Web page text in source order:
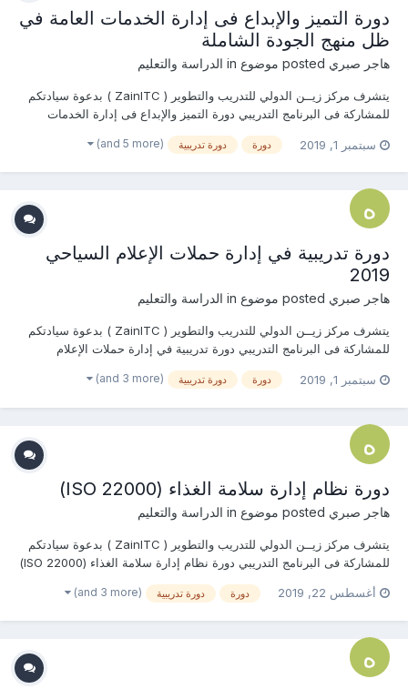
دورة التميز والإبداع فى إدارة الخدمات العامة في
ظل منهج الجودة الشاملة
هاجر صبري الدراسة والتعليم
يتشرف مركز زيــن الدولي للتدريب والتطوير ( ZainITC ) بدعوة سيادتكم
للمشاركة فى البرنامج التدريبي دورة التميز والإبداع فى إدارة الخدمات
خلال التواصل معنا ... منسقة التدريب : هاجــــر...
سبتمبر 1, 2019 دورة دورة تدريبية (and 5 more)
دورة تدريبية في إدارة حملات الإعلام السياحي
2019
هاجر صبري الدراسة والتعليم
يتشرف مركز زيــن الدولي للتدريب والتطوير ( ZainITC ) بدعوة سيادتكم
للمشاركة فى البرنامج التدريبي دورة تدريبية في إدارة حملات الإعلام
التدريب : هاجــــر صبـــري جوال / واتساب /...
سبتمبر 1, 2019 دورة دورة تدريبية (and 3 more)
دورة نظام إدارة سلامة الغذاء (ISO 22000)
هاجر صبري الدراسة والتعليم
يتشرف مركز زيــن الدولي للتدريب والتطوير ( ZainITC ) بدعوة سيادتكم
للمشاركة فى البرنامج التدريبي دورة نظام إدارة سلامة الغذاء (ISO 22000)
هاجــــر صبـــري جوال / واتساب / ڨاي...
أغسطس 22, 2019 دورة دورة تدريبية (and 3 more)